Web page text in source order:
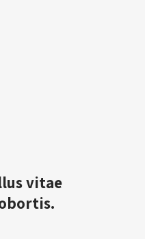
vitae